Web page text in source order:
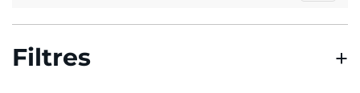
Filtres